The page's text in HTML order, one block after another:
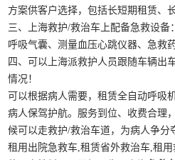
方案供客户选择，包括长短期租赁、
三、上海救护/救治车上配备急救设备
呼吸气囊、测量血压心跳仪器、急救
四、可以上海派救护人员跟随车辆出
情况！
可以根据病人需要，租赁全自动呼吸
病人保驾护航。服务到位、收费合理
候可以走救护/救治车道，为病人争分
租用出院急救车,租赁省外救治车,租